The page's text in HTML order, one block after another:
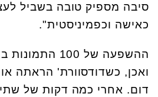
סיבה מספיק טובה בשביל
כאישה וכפמיניסטית".
ההשפעה של 100
ואכן, כשדודסוורת' הראתה
דום. אחרי כמה דקות של